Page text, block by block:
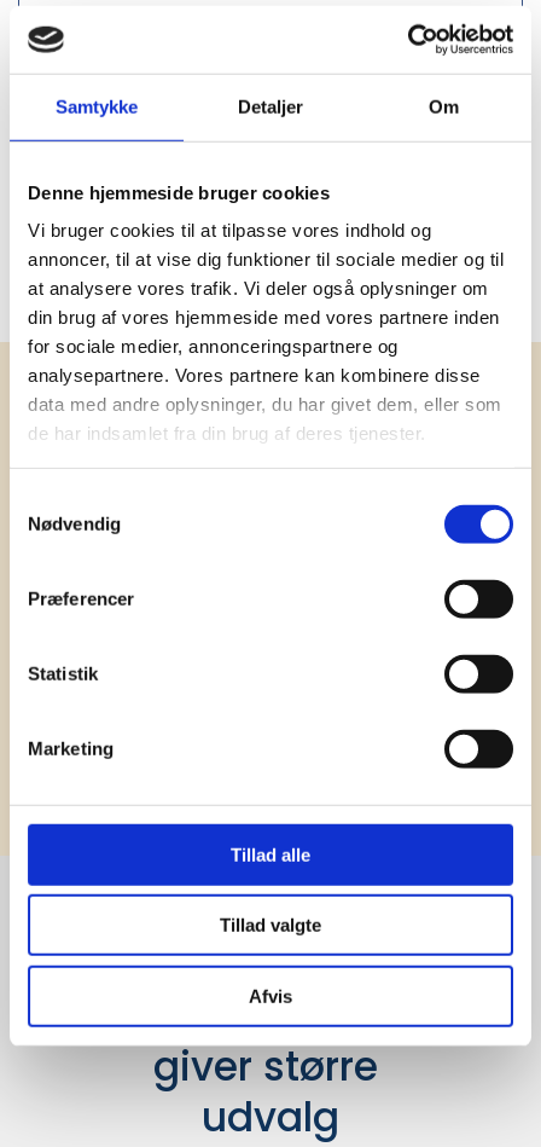
Samtykke Detaljer Om
Denne hjemmeside bruger cookies
Vi bruger cookies til at tilpasse vores indhold og
annoncer, til at vise dig funktioner til sociale medier og til
at analysere vores trafik. Vi deler også oplysninger om
din brug af vores hjemmeside med vores partnere inden
for sociale medier, annonceringspartnere og
analysepartnere. Vores partnere kan kombinere disse
data med andre oplysninger, du har givet dem, eller som
de har indsamlet fra din brug af deres tjenester.
Nødvendig
Præferencer
Statistik
Marketing
Tillad alle
Tillad valgte
Afvis
Vindtæt
Miljøcertificeringer OEKO-TEX®
Oprindelsesland Bangladesh
PMS farve
Black, 4209 C, 2133 C, 2380 C,
427 C, 186 C
Få vores nyhedsbrev med
information om tilbud, nye varer og
andet godt
Kæmpe udvalg i klassiske og nyskabende gaveidéer
til din virksomhed. Vi kan det der med firmagaver, og
Stærke
leverandører
giver større
udvalg